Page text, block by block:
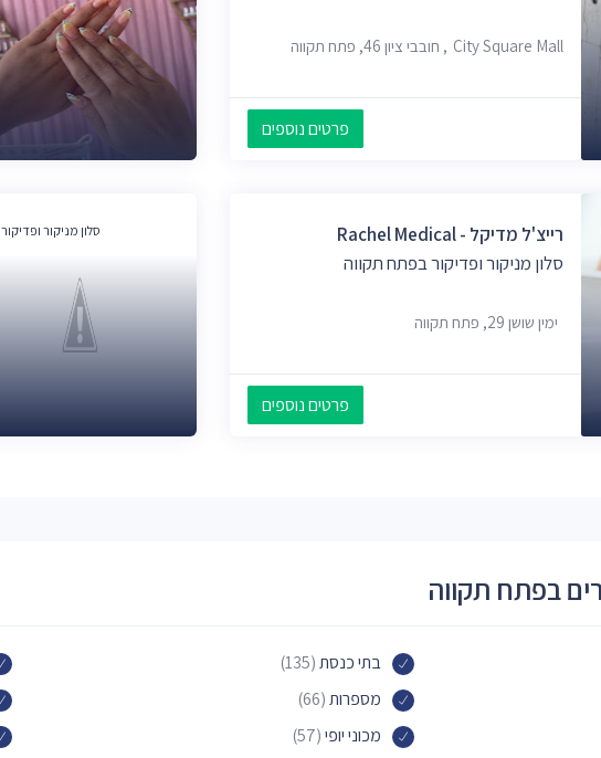
City Square Mall, חובבי ציון 46, פתח תקווה
פרטים נוספים
רייצ'ל מדיקל - Rachel Medical
סלון מניקור ופדיקור בפתח תקווה
ימין שושן 29, פתח תקווה
פרטים נוספים
סלון מניקור ופדיקור
בפתח תקווה
בתי כנסת(135)
מספרות(66)
מכוני יופי(57)